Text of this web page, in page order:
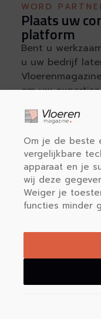
Om je de beste
vergelijkbare
apparaat en je
wij deze
Weiger je
functies minder
WORD
Plaats uw
platform
Bent u
u uw bedrijf
om uw
plaatsen en
REGISTREER